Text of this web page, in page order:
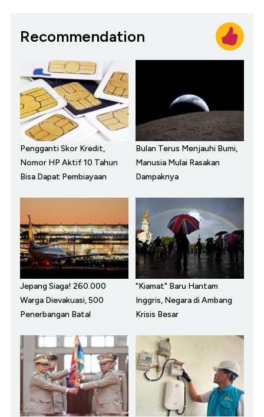
Recommendation
Pengganti Skor Kredit,
Nomor HP Aktif 10 Tahun
Bisa Dapat Pembiayaan
Bulan Terus Menjauhi Bumi,
Manusia Mulai Rasakan
Dampaknya
Jepang Siaga! 260.000
Warga Dievakuasi, 500
Penerbangan Batal
"Kiamat" Baru Hantam
Inggris, Negara di Ambang
Krisis Besar